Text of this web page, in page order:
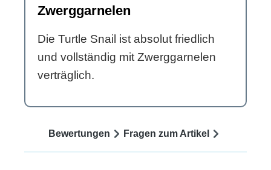
Zwerggarnelen
Die Turtle Snail ist absolut friedlich
und vollständig mit Zwerggarnelen
verträglich.
Bewertungen Fragen zum Artikel